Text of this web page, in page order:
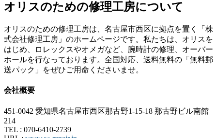
オリスのための修理工房について
オリスのための修理工房は、名古屋市西区に拠点を置く「株
式会社修理工房」のホームページです。私たちは、オリスを
はじめ、ロレックスやオメガなど、腕時計の修理、オーバー
ホールを行なっております。全国対応、送料無料の「無料郵
送パック」をぜひご用命くださいませ。
会社概要
451-0042 愛知県名古屋市西区那古野1-15-18 那古野ビル南館
214
TEL : 070-6410-2739